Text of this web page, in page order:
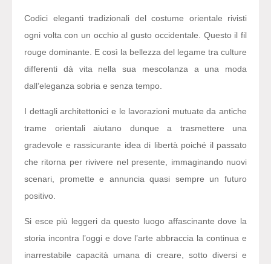
Codici eleganti tradizionali del costume orientale rivisti
ogni volta con un occhio al gusto occidentale. Questo il fil
rouge dominante. E così la bellezza del legame tra culture
differenti dà vita nella sua mescolanza a una moda
dall’eleganza sobria e senza tempo.
I dettagli architettonici e le lavorazioni mutuate da antiche
trame orientali aiutano dunque a trasmettere una
gradevole e rassicurante idea di libertà poiché il passato
che ritorna per rivivere nel presente, immaginando nuovi
scenari, promette e annuncia quasi sempre un futuro
positivo.
Si esce più leggeri da questo luogo affascinante dove la
storia incontra l’oggi e dove l’arte abbraccia la continua e
inarrestabile capacità umana di creare, sotto diversi e